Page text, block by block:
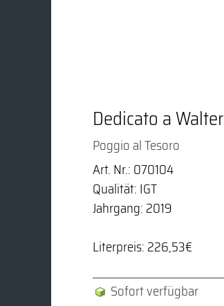
Dedicato a Walter
Poggio al Tesoro
Art. Nr.: 070104
Qualität: IGT
Jahrgang: 2019
Literpreis: 226,53€
Sofort verfügbar